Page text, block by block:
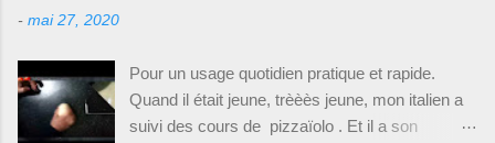
e
u
n
c
o
m
- mai 27, 2020
Pour un usage quotidien pratique et rapide.
Quand il était jeune, trèèès jeune, mon italien a
suivi des cours de pizzaïolo . Et il a son